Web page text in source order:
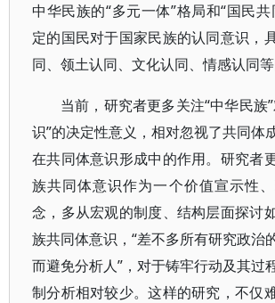
中华民族的“多元一体”格局和“国民
定的国民对于国家民族的认同意识，
同、领土认同、文化认同、情感认同等
当前，研究者更多关注“中华民族
识”的决定性意义，相对忽视了共同体
在共同体意识形成中的作用。研究者
族共同体意识作为一个价值宣示性
念，多从宏观的制度、结构层面探讨
族共同体意识，“差不多所有研究政治
而避免分析人”，对于铸牢行动及其过
制分析相对较少。这样的研究，不仅